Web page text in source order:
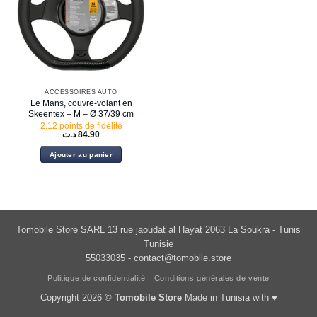
ACCESSOIRES AUTO
Le Mans, couvre-volant en
Skeentex – M – Ø 37/39 cm
2.12 points de fidélité
84.90 د.ت
Ajouter au panier
Tomobile Store SARL 13 rue jaoudat al Hayat 2063 La Soukra - Tunis
Tunisie
55033035 - contact@tomobile.store
Politique de confidentialité Conditions générales de vente
Copyright 2026 © Tomobile StoreMade in Tunisia with ♥